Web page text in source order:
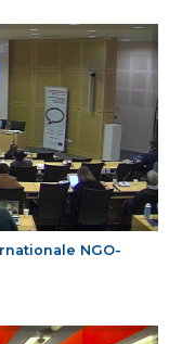
NGO-